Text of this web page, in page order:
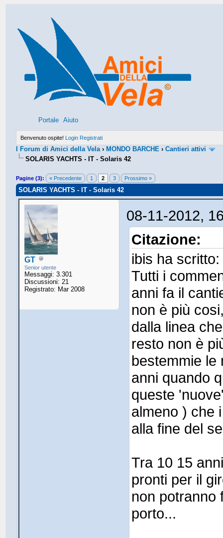
Portale Aiuto
Benvenuto ospite! Login Registrati
I Forum di Amici della Vela› MONDO BARCHE ›Cantieri attivi
SOLARIS YACHTS - IT - Solaris 42
Pagine (3): « Precedente 1 2 3 Prossimo »
SOLARIS YACHTS - IT - Solaris 42
GT
Senior utente
Messaggi: 3.301
Discussioni: 21
Registrato: Mar 2008
08-11-2012,
Citazione:
ibis ha scritto:
Tutti i
anni fa il
non è più
dalla linea
resto non è
bestemmie le
anni quando
queste
almeno ) che
alla fine del
Tra 10 15
pronti per il
non potranno
porto...